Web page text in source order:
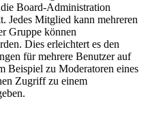
Board-Administration
Jedes Mitglied kann mehreren
Gruppe können
Dies erleichtert es den
für mehrere Benutzer auf
Beispiel zu Moderatoren eines
Zugriff zu einem